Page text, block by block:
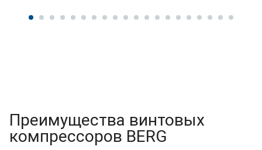
Преимущества винтовых
компрессоров BERG